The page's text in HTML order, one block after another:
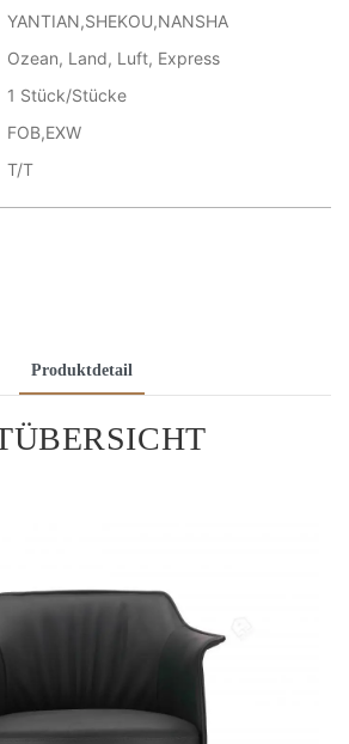
YANTIAN,SHEKOU,NANSHA
Ozean, Land, Luft, Express
1 Stück/Stücke
FOB,EXW
T/T
Produktdetail